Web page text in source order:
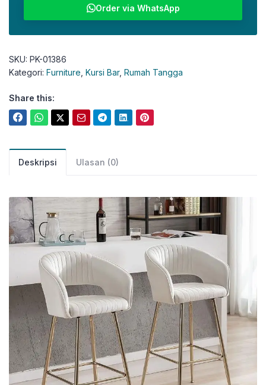
Order via WhatsApp
SKU: PK-01386
Kategori: Furniture Kursi Bar, Rumah Tangga
Share this:
Deskripsi Ulasan (0)